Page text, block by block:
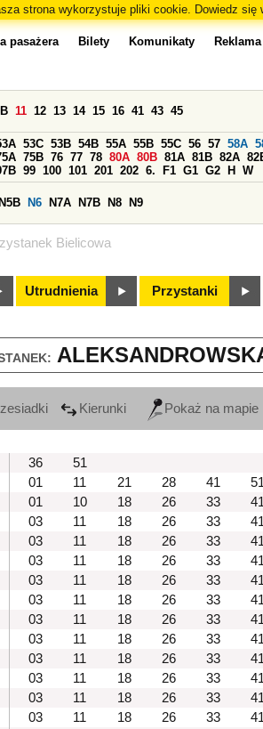
strona wykorzystuje pliki cookie. Dowiedz się
Bielicowa
pasażera Bilety Komunikaty Reklama
11 12 13 14 15 16 41 43 45
53C 53B 54B 55A 55B 55C 56 57 58A
75B 76 77 78 80A 80B 81A 81B 82A
99 100 101 201 202 6. F1 G1 G2 H W
N5B N6 N7A N7B N8 N9
Utrudnienia Przystanki
Kierunki Pokaż na mapie
36
51
01 11 21 28 41
51
01 10 18 26 33 41
03 11 18 26 33 41
03 11 18 26 33 41
03 11 18 26 33 41
03 11 18 26 33 41
03 11 18 26 33 41
03 11 18 26 33 41
03 11 18 26 33 41
03 11 18 26 33 41
03 11 18 26 33 41
03 11 18 26 33 41
03 11 18 26 33 41